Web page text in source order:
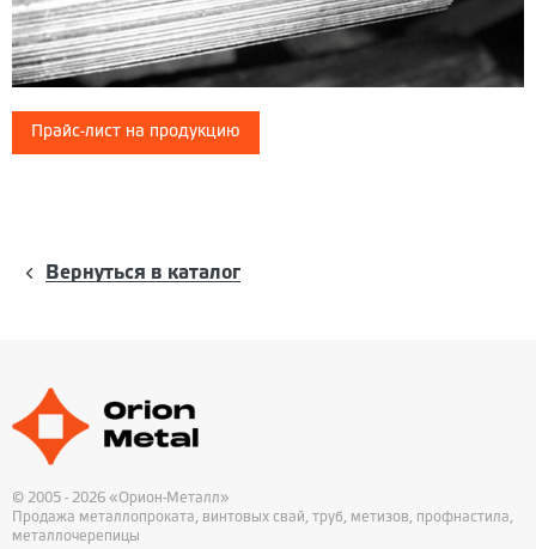
Прайс-лист на продукцию
Вернуться в каталог
© 2005 - 2026 «Орион-Металл»
Продажа металлопроката, винтовых свай, труб, метизов, профнастила,
металлочерепицы